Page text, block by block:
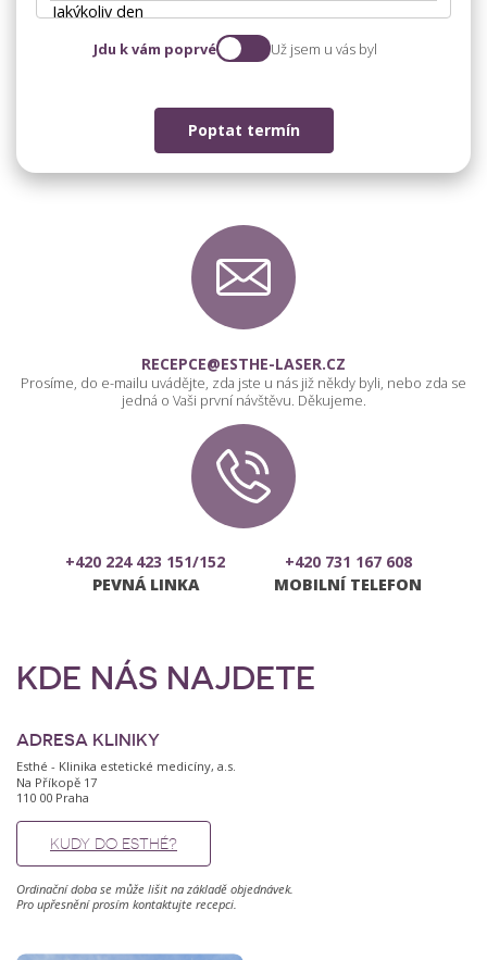
Jdu k vám poprvé Už jsem u vás byl
Poptat termín
RECEPCE@ESTHE-LASER.CZ
Prosíme, do e-mailu uvádějte, zda jste u nás již někdy byli, nebo zda se
jedná o Vaši první návštěvu. Děkujeme.
+420 224 423 151/152
PEVNÁ LINKA
+420 731 167 608
MOBILNÍ TELEFON
KDE NÁS NAJDETE
ADRESA KLINIKY
Esthé - Klinika estetické medicíny, a.s.
Na Příkopě 17
110 00 Praha
KUDY DO ESTHÉ?
Ordinační doba se může lišit na základě objednávek.
Pro upřesnění prosím kontaktujte recepci.